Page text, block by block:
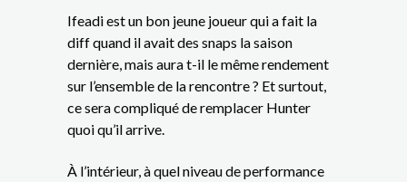
Ifeadi est un bon jeune joueur qui a fait la
diff quand il avait des snaps la saison
dernière, mais aura t-il le même rendement
sur l’ensemble de la rencontre ? Et surtout,
ce sera compliqué de remplacer Hunter
quoi qu’il arrive.
À l’intérieur, à quel niveau de performance